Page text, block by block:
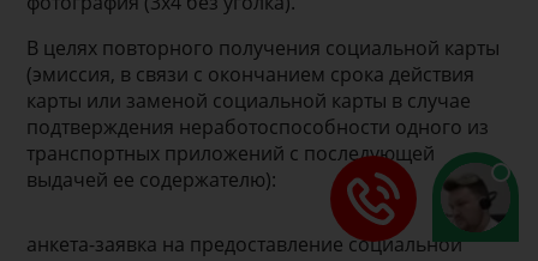
В целях повторного получения социальной карты
(эмиссия, в связи с окончанием срока действия
карты или заменой социальной карты в случае
подтверждения неработоспособности одного из
транспортных приложений с последующей
выдачей ее содержателю):
анкета-заявка на предоставление социальной